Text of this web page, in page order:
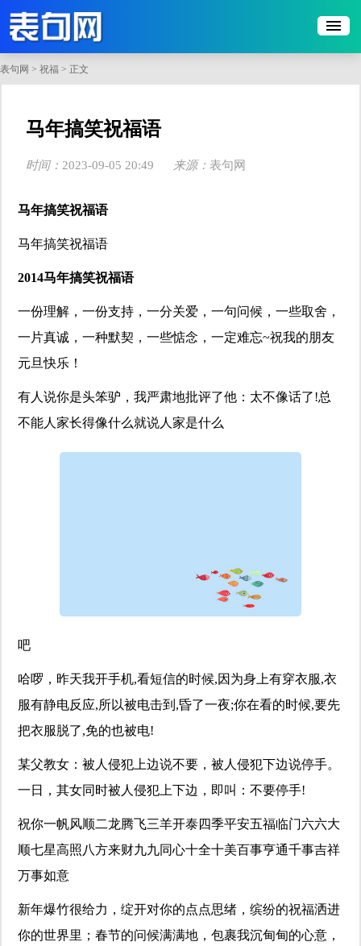
表句网 > 祝福 > 正文
​马年搞笑祝福语
时间： 2023-09-05 20:49 来源： 表句网
马年搞笑祝福语
马年搞笑祝福语
2014马年搞笑祝福语
一份理解，一份支持，一分关爱，一句问候，一些取舍，
一片真诚，一种默契，一些惦念，一定难忘~祝我的朋友
元旦快乐！
有人说你是头笨驴，我严肃地批评了他：太不像话了!总
不能人家长得像什么就说人家是什么
吧
哈啰，昨天我开手机,看短信的时候,因为身上有穿衣服,衣
服有静电反应,所以被电击到,昏了一夜;你在看的时候,要先
把衣服脱了,免的也被电!
某父教女：被人侵犯上边说不要，被人侵犯下边说停手。
一日，其女同时被人侵犯上下边，即叫：不要停手!
祝你一帆风顺二龙腾飞三羊开泰四季平安五福临门六六大
顺七星高照八方来财九九同心十全十美百事亨通千事吉祥
万事如意
新年爆竹很给力，绽开对你的点点思绪，缤纷的祝福洒进
你的世界里；春节的问候满满地，包裹我沉甸甸的心意，